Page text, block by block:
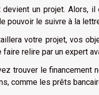
devient un projet. Alors,
pouvoir le suivre à la
votre projet, vos
relire par un expert
trouver le
comme les prêts